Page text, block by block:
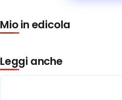
Mio in edicola
Leggi anche